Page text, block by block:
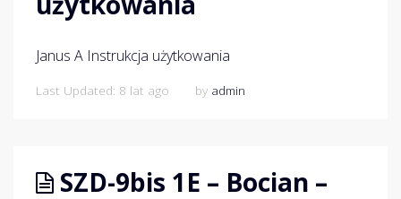
Janus A Instrukcja użytkowania
Last Updated: 8 lat ago by admin
SZD-9bis 1E – Bocian –